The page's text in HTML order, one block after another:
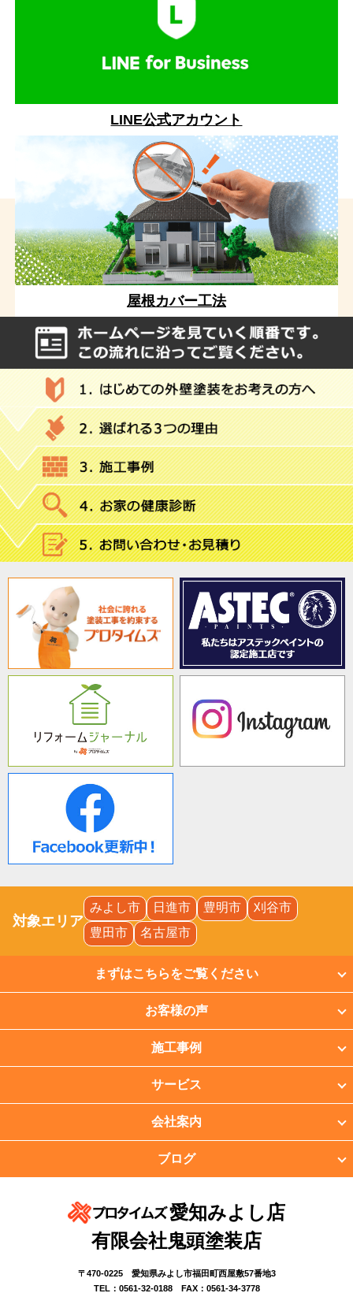
LINE公式アカウント
屋根カバー工法
みよし市 日進市 豊明市
刈谷市
豊田市
名古屋市
まずはこちらをご覧ください
お客様の声
施工事例
サービス
会社案内
ブログ
愛知みよし店
有限会社鬼頭塗装店
〒470-0225 愛知県みよし市福田町西屋敷57番地3